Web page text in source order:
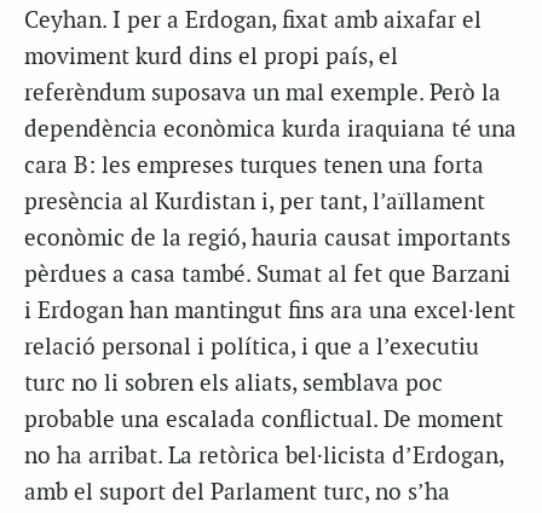
Ceyhan. I per a Erdogan, fixat amb aixafar el
moviment kurd dins el propi país, el
referèndum suposava un mal exemple. Però la
dependència econòmica kurda iraquiana té una
cara B: les empreses turques tenen una forta
presència al Kurdistan i, per tant, l’aïllament
econòmic de la regió, hauria causat importants
pèrdues a casa també. Sumat al fet que Barzani
i Erdogan han mantingut fins ara una excel·lent
relació personal i política, i que a l’executiu
turc no li sobren els aliats, semblava poc
probable una escalada conflictual. De moment
no ha arribat. La retòrica bel·licista d’Erdogan,
amb el suport del Parlament turc, no s’ha